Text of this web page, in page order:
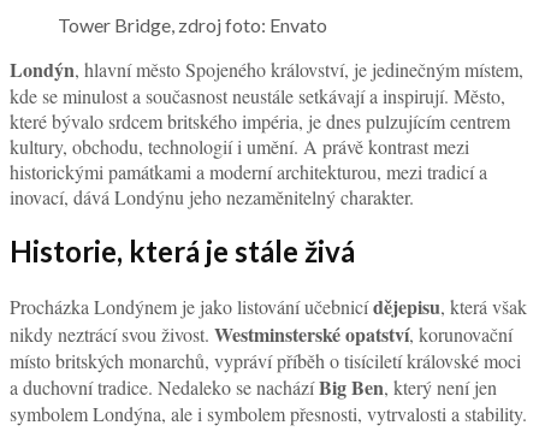
Tower Bridge, zdroj foto: Envato
Londýn, hlavní město Spojeného království, je jedinečným místem,
kde se minulost a současnost neustále setkávají a inspirují. Město,
které bývalo srdcem britského impéria, je dnes pulzujícím centrem
kultury, obchodu, technologií i umění. A právě kontrast mezi
historickými památkami a moderní architekturou, mezi tradicí a
inovací, dává Londýnu jeho nezaměnitelný charakter.
Historie, která je stále živá
Procházka Londýnem je jako listování učebnicídějepisu, která však
nikdy neztrácí svou živost. Westminsterské opatství, korunovační
místo britských monarchů, vypráví příběh o tisíciletí královské moci
a duchovní tradice. Nedaleko se nacházíBig Ben, který není jen
symbolem Londýna, ale i symbolem přesnosti, vytrvalosti a stability.